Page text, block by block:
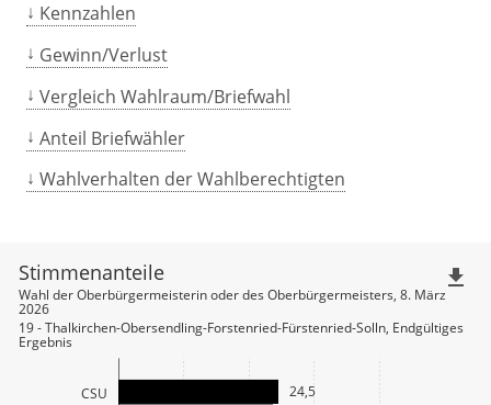
Kennzahlen
Gewinn/Verlust
Vergleich Wahlraum/Briefwahl
Anteil Briefwähler
Wahlverhalten der Wahlberechtigten
CSU 24,5
Stimmenanteile
Wahl der Oberbürgermeisterin oder des Oberbürgermeisters, 8. März
2026
19 - Thalkirchen-Obersendling-Forstenried-Fürstenried-Solln, Endgültiges
Ergebnis
file_download